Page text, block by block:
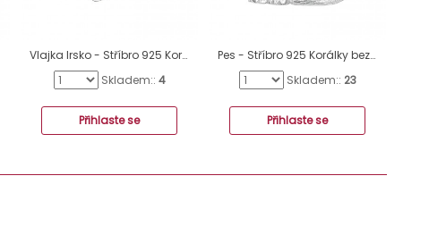
Vlajka Irsko - Stříbro 925 Korálky bez kamenů A4S22910
Skladem:: 4
Přihlaste se
Pes - Stříbro 925 Korálky bez kamenů A4S22694
Skladem:: 23
Přihlaste se